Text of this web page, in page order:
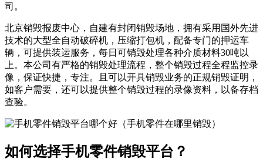
司。
北京销毁报废中心，自建有封闭销毁场地，拥有采用国外先进
技术的大型全自动破碎机，压缩打包机，配备专门的押运车
辆，可提供装运服务，每日可销毁处理各种介质材料30吨以
上。本公司有严格的销毁处理流程，整个销毁过程全程监控录
像，保证快捷，专注。且可以开具销毁业务的正规销毁证明，
如客户需要，还可以提供整个销毁过程的录像资料，以备存档
查验。
如何选择手机零件销毁平台？